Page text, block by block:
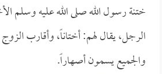
ختنة رسول الله صلى الله عليه وسلم
الرجل، يقال لهم: أختاناً، وأقارب الزوج
والجميع يسمون أصهاراً.